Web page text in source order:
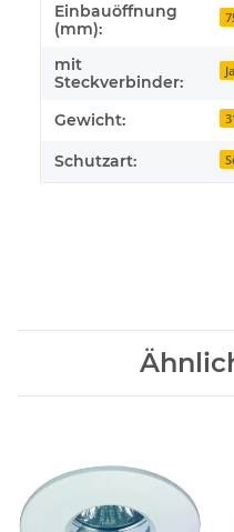
Einbauöffnung
(mm):
mit
Steckverbinder:
Ja
Gewicht:
Schutzart: